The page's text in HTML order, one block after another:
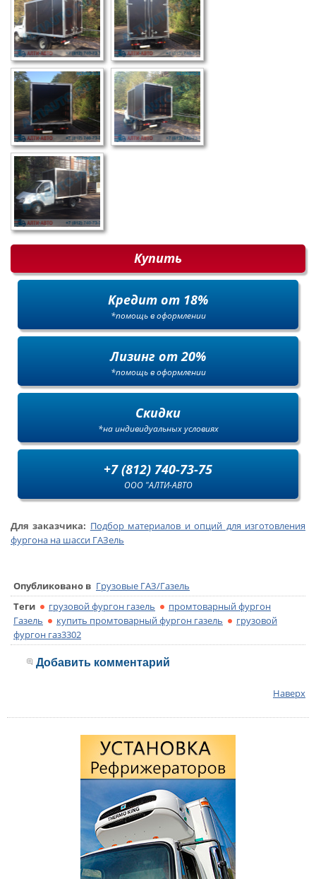
Купить
Кредит от 18%
*помощь в оформлении
Лизинг от 20%
*помощь в оформлении
Скидки
*на индивидуальных условиях
+7 (812) 740-73-75
ООО "АЛТИ-АВТО
Для заказчика: Подбор материалов и опций для изготовления
фургона на шасси ГАЗель
Опубликовано в Грузовые ГАЗ/Газель
Теги
грузовой фургон газель
промтоварный фургон
Газель
купить промтоварный фургон газель
грузовой
фургон газ3302
Добавить комментарий
Наверх